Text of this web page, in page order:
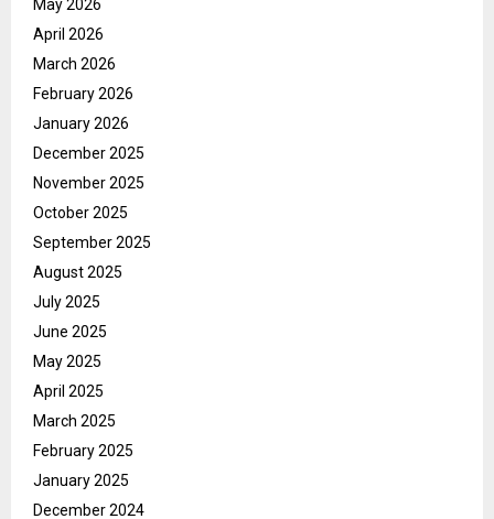
May 2026
April 2026
March 2026
February 2026
January 2026
December 2025
November 2025
October 2025
September 2025
August 2025
July 2025
June 2025
May 2025
April 2025
March 2025
February 2025
January 2025
December 2024